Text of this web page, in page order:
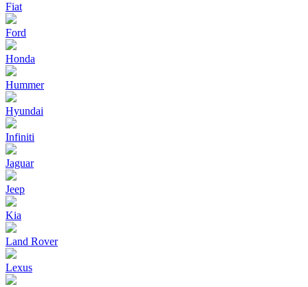
Fiat
Ford
Honda
Hummer
Hyundai
Infiniti
Jaguar
Jeep
Kia
Land Rover
Lexus